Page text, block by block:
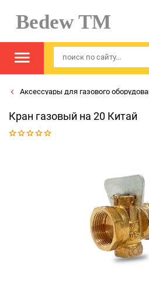
Bedew TM
Аксессуары для газового
Кран газовый на 20 Китай